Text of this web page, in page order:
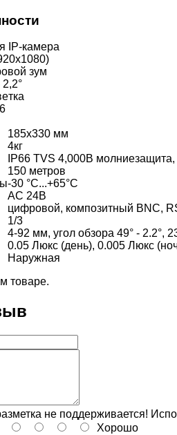
IP-камера
зум
185х330 мм
4кг
IP66 TVS 4,000В
150 метров
-30 °C...+65°C
AC 24В
цифровой, композитный BNC,
1/3
4-92 мм, угол обзора 49° - 2.2°,
0.05 Люкс (день), 0.005 Люкс
Наружная
товаре.
не поддерживается!
Хорошо